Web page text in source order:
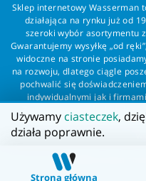
Sklep internetowy Wasserman
działająca na rynku już od
szeroki wybór asortymentu
Gwarantujemy wysyłkę „od
widoczne na stronie
na rozwoju, dlatego ciągle
pochwalić się
indywidualnymi jak i
Zapewniamy profesjonalną
bezproblemową realizację
Wszelkie prawa
Strona główna
Używamy ciasteczek,
działa poprawnie.